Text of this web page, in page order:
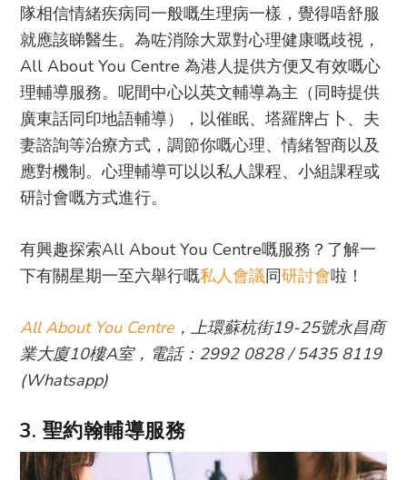
隊相信情緒疾病同一般嘅生理病一樣，覺得唔舒服
就應該睇醫生。為咗消除大眾對心理健康嘅歧視，
All About You Centre 為港人提供方便又有效嘅心
理輔導服務。呢間中心以英文輔導為主（同時提供
廣東話同印地語輔導），以催眠、塔羅牌占卜、夫
妻諮詢等治療方式，調節你嘅心理、情緒智商以及
應對機制。心理輔導可以以私人課程、小組課程或
研討會嘅方式進行。
有興趣探索All About You Centre嘅服務？了解一
下有關星期一至六舉行嘅私人會議同研討會啦！
All About You Centre，上環蘇杭街19-25號永昌商
業大廈10樓A室，電話：2992 0828 / 5435 8119
(Whatsapp)
3. 聖約翰輔導服務